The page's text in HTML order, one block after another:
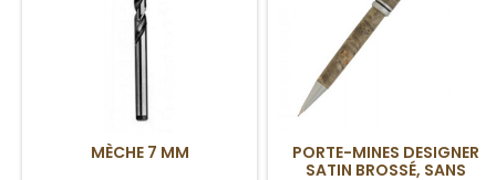
MÈCHE 7 MM
PORTE-MINES DESIGNER
SATIN BROSSÉ, SANS